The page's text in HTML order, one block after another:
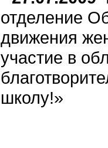
отделение
движения
участие в
школу!»